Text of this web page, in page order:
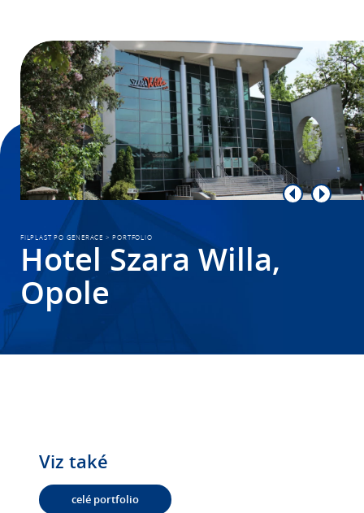
FILPLAST PO GENERACE >PORTFOLIO
Hotel Szara Willa,
Opole
Viz také
celé portfolio